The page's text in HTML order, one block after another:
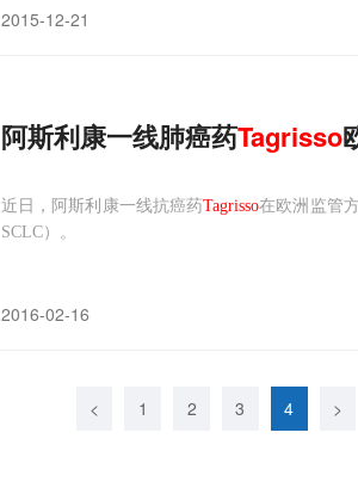
2015-12-21
阿斯利康一线肺癌药Tagrisso
近日，阿斯利康一线抗癌药Tagrisso在欧洲监管
SCLC）。
2016-02-16
< 1 2 3 4 >